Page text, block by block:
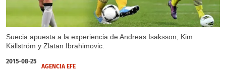
Suecia apuesta a la experiencia de Andreas Isaksson, Kim
Källström y Zlatan Ibrahimovic.
2015-08-25
AGENCIA EFE